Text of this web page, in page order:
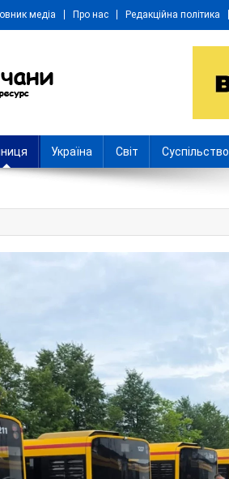
медіа Про нас Редакційна політика
Україна Світ Суспільство